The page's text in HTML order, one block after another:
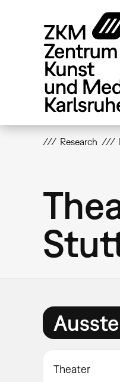
Research
Theater